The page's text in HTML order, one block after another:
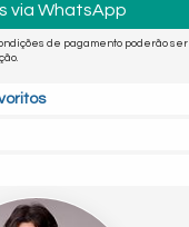
via WhatsApp
de pagamento poderão ser